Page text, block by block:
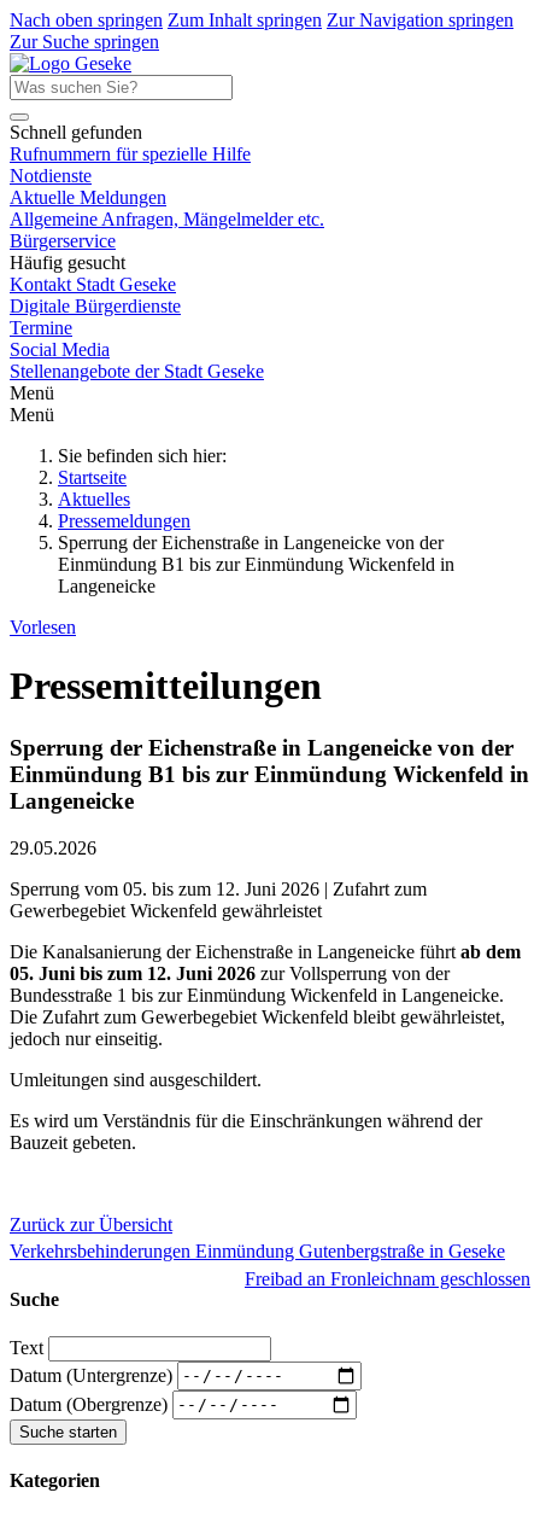
Nach oben springen Zum Inhalt springen Zur Navigation springen
Zur Suche springen
Schnell gefunden
Rufnummern für spezielle Hilfe
Notdienste
Aktuelle Meldungen
Allgemeine Anfragen, Mängelmelder etc.
Bürgerservice
Häufig gesucht
Kontakt Stadt Geseke
Digitale Bürgerdienste
Termine
Social Media
Stellenangebote der Stadt Geseke
Menü
Menü
Sie befinden sich hier:
Startseite
Aktuelles
Pressemeldungen
Sperrung der Eichenstraße in Langeneicke von der
Einmündung B1 bis zur Einmündung Wickenfeld in
Langeneicke
Vorlesen
Pressemitteilungen
Sperrung der Eichenstraße in Langeneicke von der
Einmündung B1 bis zur Einmündung Wickenfeld in
Langeneicke
29.05.2026
Sperrung vom 05. bis zum 12. Juni 2026 | Zufahrt zum
Gewerbegebiet Wickenfeld gewährleistet
Die Kanalsanierung der Eichenstraße in Langeneicke führt ab dem
05. Juni bis zum 12. Juni 2026 zur Vollsperrung von der
Bundesstraße 1 bis zur Einmündung Wickenfeld in Langeneicke.
Die Zufahrt zum Gewerbegebiet Wickenfeld bleibt gewährleistet,
jedoch nur einseitig.
Umleitungen sind ausgeschildert.
Es wird um Verständnis für die Einschränkungen während der
Bauzeit gebeten.
Zurück zur Übersicht
Verkehrsbehinderungen Einmündung Gutenbergstraße in Geseke
Freibad an Fronleichnam geschlossen
Suche
Text
Datum (Untergrenze)
Datum (Obergrenze)
Kategorien